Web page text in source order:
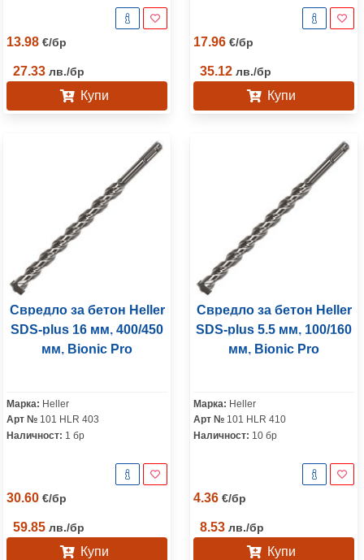
13.98 €/бр
27.33 лв./бр
Купи
17.96 €/бр
35.12 лв./бр
Купи
Свредло за бетон Heller
SDS-plus 16 мм, 400/450
мм, Bionic Pro
Марка: Heller
Арт № 101 HLR 403
Наличност: 1 бр
30.60 €/бр
59.85 лв./бр
Купи
Свредло за бетон Heller
SDS-plus 5.5 мм, 100/160
мм, Bionic Pro
Марка: Heller
Арт № 101 HLR 410
Наличност: 10 бр
4.36 €/бр
8.53 лв./бр
Купи